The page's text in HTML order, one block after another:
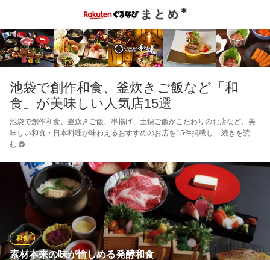
池袋で創作和食、釜炊きご飯など「和
食」が美味しい人気店15選
池袋で創作和食、釜炊きご飯、串揚げ、土鍋ご飯がこだわりのお店など、美
味しい和食・日本料理が味わえるおすすめのお店を15件掲載し
続きを読
む
素材本来の味が愉しめる発酵和食
和食